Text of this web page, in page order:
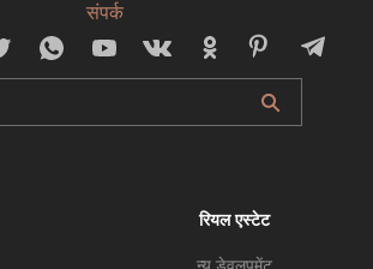
संपर्क
रियल एस्टेट